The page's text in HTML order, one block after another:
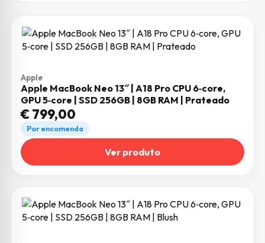
Apple
Apple MacBook Neo 13″ | A18 Pro CPU 6‑core,
GPU 5‑core | SSD 256GB | 8GB RAM | Prateado
€799,00
Por encomenda
Ver produto